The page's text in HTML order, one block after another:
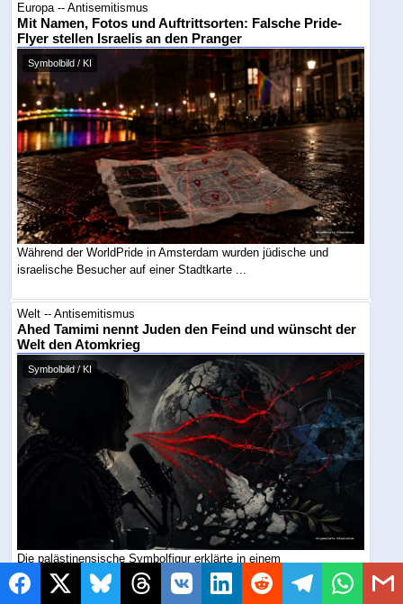
Europa -- Antisemitismus
Mit Namen, Fotos und Auftrittsorten: Falsche Pride-
Flyer stellen Israelis an den Pranger
Symbolbild / KI
Während der WorldPride in Amsterdam wurden jüdische und
israelische Besucher auf einer Stadtkarte ...
Welt -- Antisemitismus
Ahed Tamimi nennt Juden den Feind und wünscht der
Welt den Atomkrieg
Symbolbild / KI
Die palästinensische Symbolfigur erklärte in einem
arabischsprachigen Podcast, ihr Kampf richte ...